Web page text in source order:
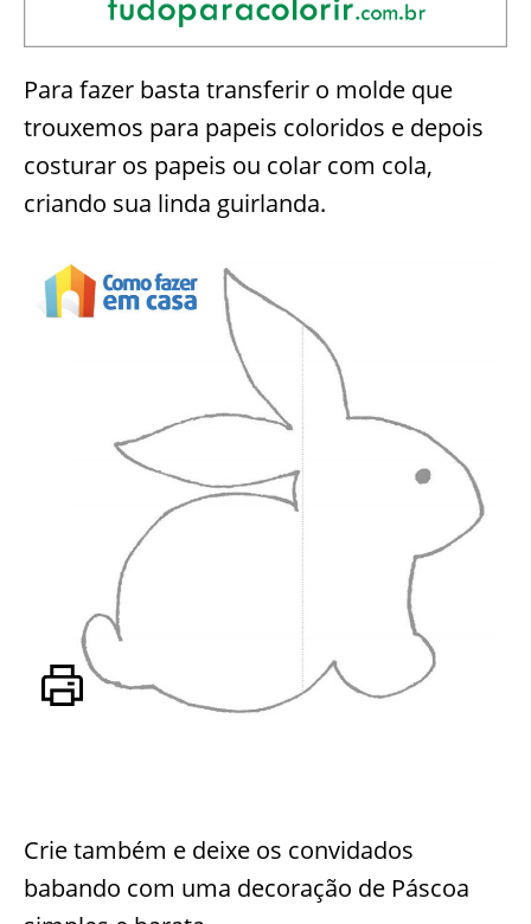
Para fazer basta transferir o molde que
trouxemos para papeis coloridos e depois
costurar os papeis ou colar com cola,
criando sua linda guirlanda.
Crie também e deixe os convidados
babando com uma decoração de Páscoa